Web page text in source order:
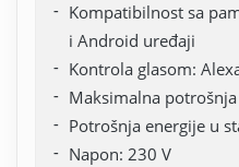
Kompatibilnost sa
i Android uređaji
Kontrola glasom:
Maksimalna
Potrošnja energije u
Napon: 230 V